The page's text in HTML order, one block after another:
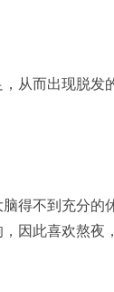
而出现脱发
不到充分的
因此喜欢熬